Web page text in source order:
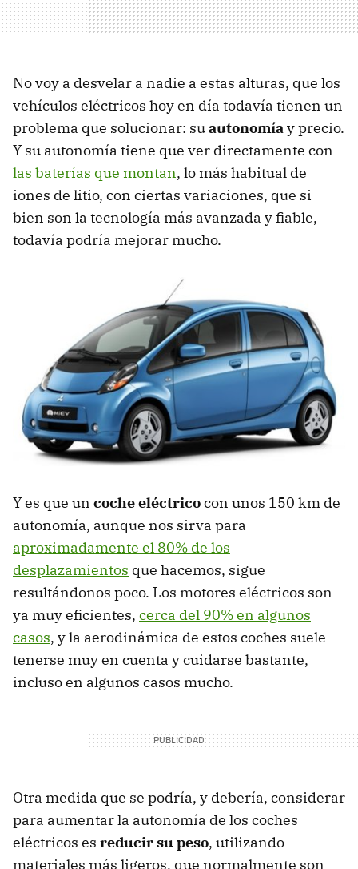
No voy a desvelar a nadie a estas alturas, que los
vehículos eléctricos hoy en día todavía tienen un
problema que solucionar: suautonomíay precio.
Y su autonomía tiene que ver directamente con
las baterías que montan, lo más habitual de
iones de litio, con ciertas variaciones, que si
bien son la tecnología más avanzada y fiable,
todavía podría mejorar mucho.
Y es que un coche eléctricocon unos 150 km de
autonomía, aunque nos sirva para
aproximadamente el 80% de los
desplazamientos que hacemos, sigue
resultándonos poco. Los motores eléctricos son
ya muy eficientes, cerca del 90% en algunos
casos, y la aerodinámica de estos coches suele
tenerse muy en cuenta y cuidarse bastante,
incluso en algunos casos mucho.
Otra medida que se podría, y debería, considerar
para aumentar la autonomía de los coches
eléctricos es reducir su peso, utilizando
materiales más ligeros, que normalmente son